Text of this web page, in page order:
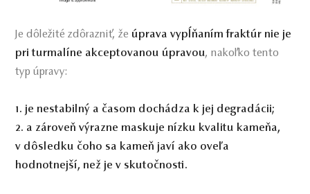
Je dôležité zdôrazniť, že úprava vypĺňaním fraktúr nie je
pri turmalíne akceptovanou úpravou, nakoľko tento
typ úpravy:
1. je nestabilný a časom dochádza k jej degradácii;
2. a zároveň výrazne maskuje nízku kvalitu kameňa,
v dôsledku čoho sa kameň javí ako oveľa
hodnotnejší, než je v skutočnosti.